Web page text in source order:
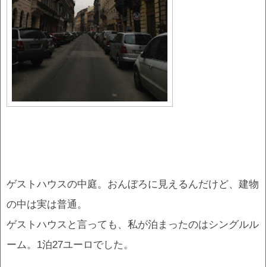
ゲストハウスの中庭。おんぼろに見えるんだけど、建物
の中は実は普通。
ゲストハウスと言っても、私が泊まったのはシングルル
ーム。1泊27ユーロでした。